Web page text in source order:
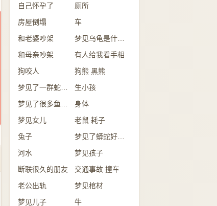
自己怀孕了
厕所
房屋倒塌
车
和老婆吵架
梦见乌龟是什么意思？
和母亲吵架
有人给我看手相
狗咬人
狗熊 黑熊
生小孩
身体
梦见女儿
老鼠 耗子
兔子
梦见了蟒蛇好不好？
河水
梦见孩子
断联很久的朋友
交通事故 撞车
老公出轨
梦见棺材
梦见儿子
牛